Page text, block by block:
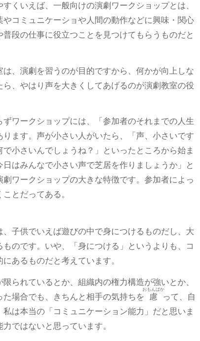
くいえば、一般向けの演劇ワークショップとは、
コミュニケーショや人間の動作などに興味・関心
段の仕事に役立つことを見つけてもらうものだと
、演劇を習うのが目的ですから、何かが向上しな
、やはり声を大きくしてあげるのが演劇教室の役
ワークショップには、「参加者のそれまでの人生
ます。声が小さい人がいたら、「声、小さいです
小さいんでしょうね？」といったところから始ま
はみんなで小さい声で芝居を作りましょうか」と
ワークショップの大きな特徴です。参加者によっ
とだってある。
子供でいえば遊びの中で身につけるものだし、大
のです。いや、「身につける」というよりも、コ
あるものだと考えています。
られているとか、組織内の権力構造が強いとか、
場合でも、きちんと相手の気持ちを 慮
おもんばか
って、自
は本当の「コミュニケーション能力」だと思いま
ではないと思っています。